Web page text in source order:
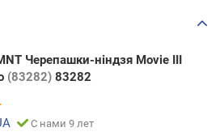
Черепашки-ніндзя Movie III
(83282) 83282
С нами 9 лет